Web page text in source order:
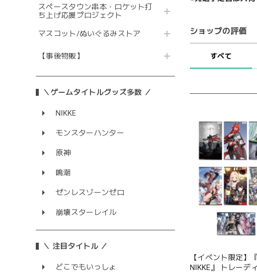
スペースタウン串本・ロケット打
ち上げ応援プロジェクト
マスコット/ぬいぐるみストア
【事後物販】
＼ゲームタイトルグッズ多数 ／
NIKKE
モンスターハンター
原神
鳴潮
ゼンレスゾーンゼロ
崩壊スターレイル
＼ 注目タイトル ／
どこでもいっしょ
ショップの評価
すべて
【イベント限定】
NIKKE』 トレーデ